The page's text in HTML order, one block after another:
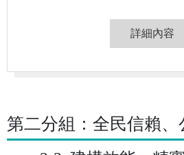
詳細內容
第二分組：全民信賴